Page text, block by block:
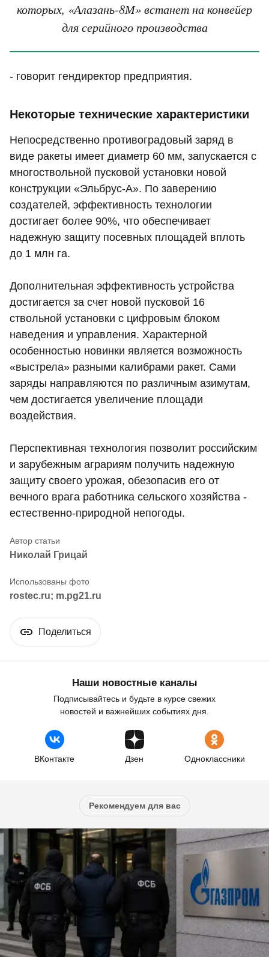
которых, «Алазань-8М» встанет на конвейер
для серийного производства
- говорит гендиректор предприятия.
Некоторые технические характеристики
Непосредственно противоградовый заряд в
виде ракеты имеет диаметр 60 мм, запускается с
многоствольной пусковой установки новой
конструкции «Эльбрус-А». По заверению
создателей, эффективность технологии
достигает более 90%, что обеспечивает
надежную защиту посевных площадей вплоть
до 1 млн га.
Дополнительная эффективность устройства
достигается за счет новой пусковой 16
ствольной установки с цифровым блоком
наведения и управления. Характерной
особенностью новинки является возможность
«выстрела» разными калибрами ракет. Сами
заряды направляются по различным азимутам,
чем достигается увеличение площади
воздействия.
Перспективная технология позволит российским
и зарубежным аграриям получить надежную
защиту своего урожая, обезопасив его от
вечного врага работника сельского хозяйства -
естественно-природной непогоды.
Николай Грицай
rostec.ru; m.pg21.ru
Поделиться
Наши новостные каналы
Подписывайтесь и будьте в курсе свежих
новостей и важнейших событиях дня.
ВКонтакте Дзен Одноклассники
Рекомендуем для вас